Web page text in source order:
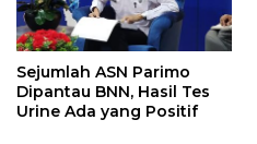
Sejumlah ASN Parimo
Dipantau BNN, Hasil Tes
Urine Ada yang Positif